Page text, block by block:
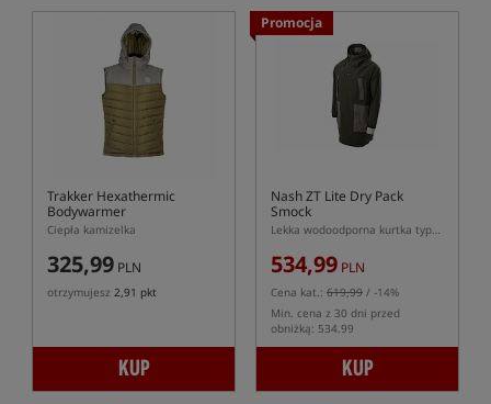
Trakker Hexathermic
Bodywarmer
Ciepła kamizelka
325,99 PLN
otrzymujesz 2,91 pkt
KUP
Promocja
Nash ZT Lite Dry Pack
Smock
Lekka wodoodporna kurtka typu smock
534,99 PLN
Cena kat.: 619,99 / -14%
Min. cena z 30 dni przed
obniżką: 534.99
KUP